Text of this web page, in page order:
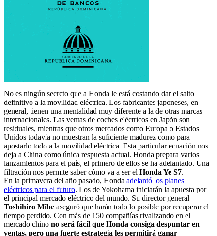
No es ningún secreto que a Honda le está costando dar el salto
definitivo a la movilidad eléctrica. Los fabricantes japoneses, en
general, tienen una mentalidad muy diferente a la de otras marcas
internacionales. Las ventas de coches eléctricos en Japón son
residuales, mientras que otros mercados como Europa o Estados
Unidos todavía no muestran la suficiente madurez como para
apostarlo todo a la movilidad eléctrica. Esta particular ecuación nos
deja a China como única respuesta actual. Honda prepara varios
lanzamientos para el país, el primero de ellos se ha adelantado. Una
filtración nos permite saber cómo va a ser el Honda Ye S7.
En la primavera del año pasado, Honda adelantó los planes
eléctricos para el futuro. Los de Yokohama iniciarán la apuesta por
el principal mercado eléctrico del mundo. Su director general
Toshihiro Mibe aseguró que harán todo lo posible por recuperar el
tiempo perdido. Con más de 150 compañías rivalizando en el
mercado chino no será fácil que Honda consiga despuntar en
ventas, pero una fuerte estrategia les permitirá ganar